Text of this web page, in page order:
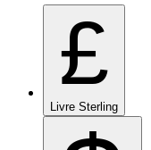
£
Livre Sterling